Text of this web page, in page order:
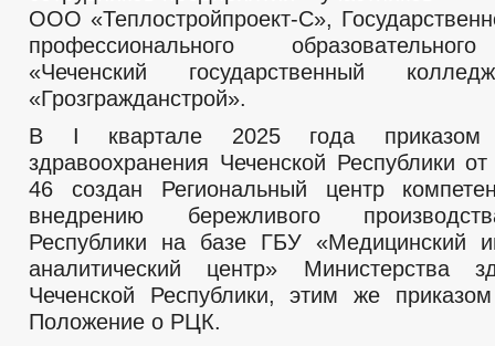
ООО «Теплостройпроект-С»,
профессионального
«Чеченский государственный
«Грозгражданстрой».
В I квартале 2025 года приказом
здравоохранения Чеченской Республики
46 создан Региональный центр
внедрению бережливого
Республики на базе ГБУ «Медицинский
аналитический центр» Министерства
Чеченской Республики, этим же
Положение о РЦК.